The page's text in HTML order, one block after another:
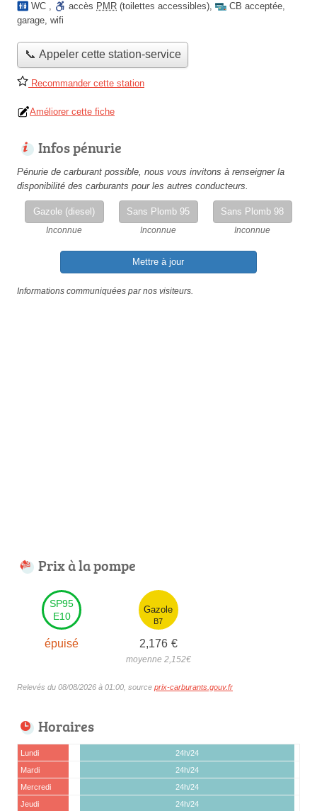
WC , accès PMR (toilettes accessibles), CB acceptée,
garage, wifi
📞 Appeler cette station-service
Recommander cette station
Améliorer cette fiche
Infos pénurie
Pénurie de carburant possible, nous vous invitons à renseigner la
disponibilité des carburants pour les autres conducteurs.
Gazole (diesel)
Inconnue
Sans Plomb 95
Inconnue
Sans Plomb 98
Inconnue
Mettre à jour
Informations communiquées par nos visiteurs.
Prix à la pompe
SP95
E10
épuisé
Gazole
B7
2,176 €
moyenne 2,152€
Relevés du 08/08/2026 à 01:00, source prix-carburants.gouv.fr
Horaires
Lundi
24h/24
Mardi
24h/24
Mercredi
24h/24
Jeudi
24h/24